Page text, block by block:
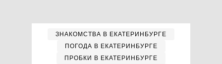
ЗНАКОМСТВА В ЕКАТЕРИНБУРГЕ
ПОГОДА В ЕКАТЕРИНБУРГЕ
ПРОБКИ В ЕКАТЕРИНБУРГЕ